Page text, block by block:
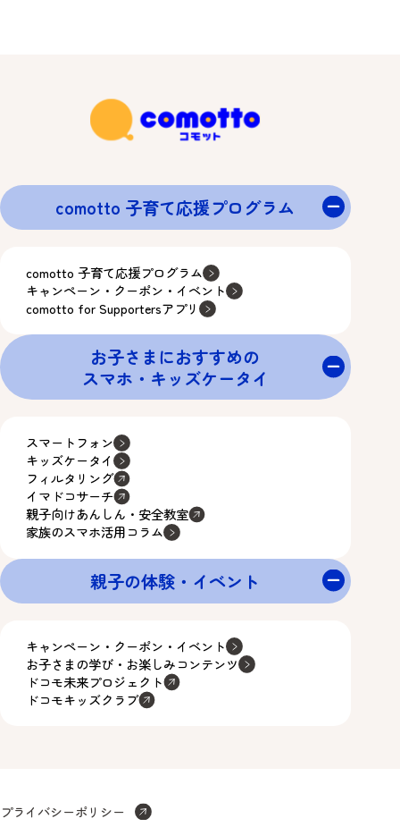
comotto 子育て応援プログラム
comotto 子育て応援プログラム
キャンペーン・クーポン・イベント
comotto for Supportersアプリ
お子さまにおすすめの
スマホ・キッズケータイ
スマートフォン
キッズケータイ
フィルタリング
イマドコサーチ
親子向けあんしん・安全教室
家族のスマホ活用コラム
親子の体験・イベント
キャンペーン・クーポン・イベント
お子さまの学び・お楽しみコンテンツ
ドコモ未来プロジェクト
ドコモキッズクラブ
プライバシーポリシー